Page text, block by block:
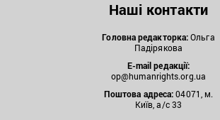
Наші контакти
Головна редакторка:Ольга
Падірякова
E-mail редакції:
op@humanrights.org.ua
Поштова адреса:04071, м.
Київ, а/с 33